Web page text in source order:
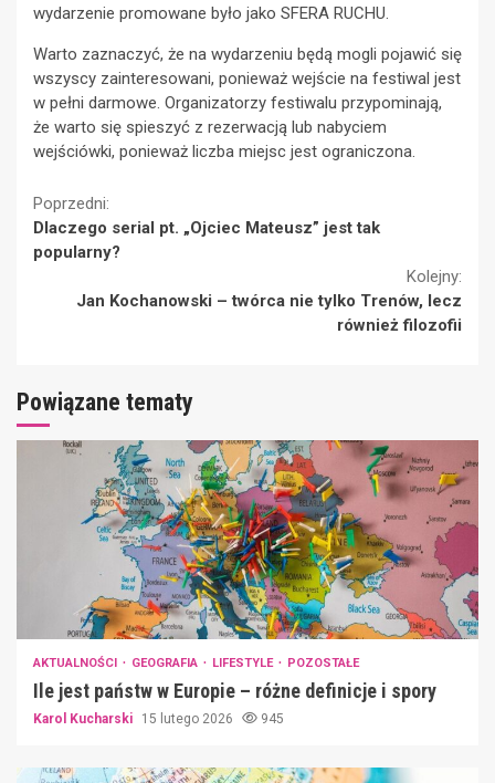
wydarzenie promowane było jako SFERA RUCHU.
Warto zaznaczyć, że na wydarzeniu będą mogli pojawić się
wszyscy zainteresowani, ponieważ wejście na festiwal jest
w pełni darmowe. Organizatorzy festiwalu przypominają,
że warto się spieszyć z rezerwacją lub nabyciem
wejściówki, ponieważ liczba miejsc jest ograniczona.
Continue
Reading
Poprzedni:
Dlaczego serial pt. „Ojciec Mateusz” jest tak
popularny?
Kolejny:
Jan Kochanowski – twórca nie tylko Trenów, lecz
również filozofii
Powiązane tematy
AKTUALNOŚCI GEOGRAFIA LIFESTYLE POZOSTAŁE
Ile jest państw w Europie – różne definicje i spory
Karol Kucharski 15 lutego 2026 945